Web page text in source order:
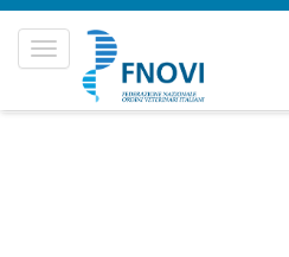
Toggle
navigation